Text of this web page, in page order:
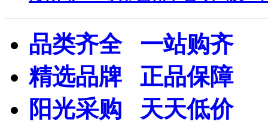
品类齐全 一站购齐
精选品牌 正品保障
阳光采购 天天低价